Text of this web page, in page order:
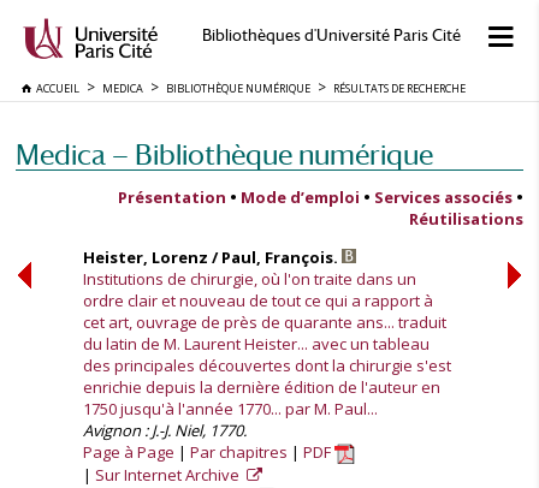
Bibliothèques d'Université Paris Cité
ACCUEIL MEDICA BIBLIOTHÈQUE NUMÉRIQUE RÉSULTATS DE RECHERCHE
Medica — Bibliothèque numérique
Présentation • Mode d’emploi • Services associés •
Réutilisations
Heister, Lorenz / Paul, François.
Institutions de chirurgie, où l'on traite dans un
ordre clair et nouveau de tout ce qui a rapport à
cet art, ouvrage de près de quarante ans... traduit
du latin de M. Laurent Heister... avec un tableau
des principales découvertes dont la chirurgie s'est
enrichie depuis la dernière édition de l'auteur en
1750 jusqu'à l'année 1770... par M. Paul...
Avignon : J.-J. Niel, 1770.
Page à Page
Par chapitres
PDF
Sur Internet Archive